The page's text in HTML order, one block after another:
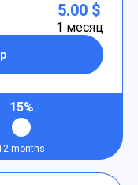
5.00 $
1 месяц
15%
months